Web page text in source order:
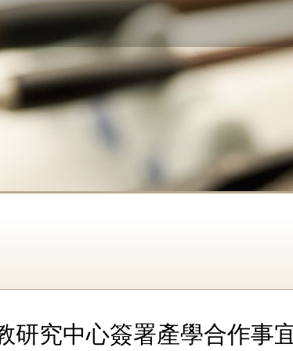
研究中心簽署產學合作事